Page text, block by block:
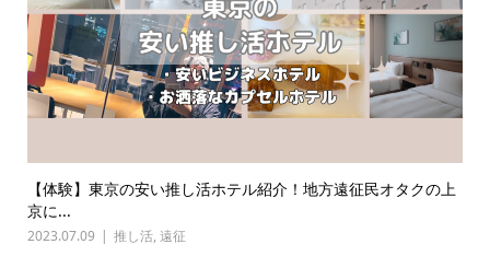
【体験】東京の安い推し活ホテル紹介！地方遠征民オタクの上
京に...
2023.07.09 推し活, 遠征